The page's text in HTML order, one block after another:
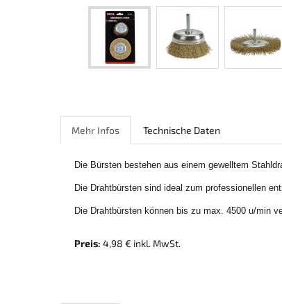
Mehr Infos Technische Daten
Die Bürsten bestehen aus einem gewelltem
Die Drahtbürsten sind ideal zum professionellen
Die Drahtbürsten können bis zu max. 4500 u/min
Preis: 4,98 € inkl. MwSt.